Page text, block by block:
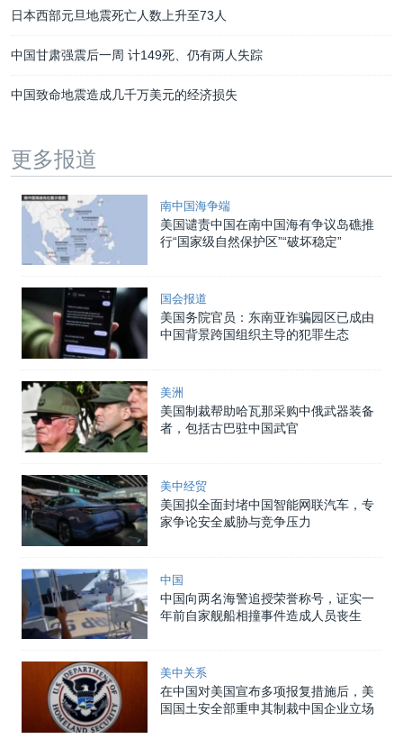
日本西部元旦地震死亡人数上升至73人
中国甘肃强震后一周 计149死、仍有两人失踪
中国致命地震造成几千万美元的经济损失
更多报道
南中国海争端
美国谴责中国在南中国海有争议岛礁推
行“国家级自然保护区”“破坏稳定”
国会报道
美国务院官员：东南亚诈骗园区已成由
中国背景跨国组织主导的犯罪生态
美洲
美国制裁帮助哈瓦那采购中俄武器装备
者，包括古巴驻中国武官
美中经贸
美国拟全面封堵中国智能网联汽车，专
家争论安全威胁与竞争压力
中国
中国向两名海警追授荣誉称号，证实一
年前自家舰船相撞事件造成人员丧生
美中关系
在中国对美国宣布多项报复措施后，美
国国土安全部重申其制裁中国企业立场